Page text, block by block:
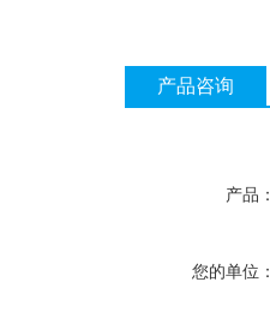
产品咨询
产品：
您的单位：